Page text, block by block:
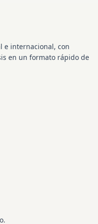
e internacional, con
en un formato rápido de